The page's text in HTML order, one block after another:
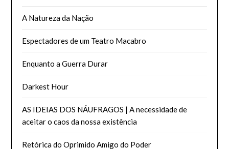
A Natureza da Nação
Espectadores de um Teatro Macabro
Enquanto a Guerra Durar
Darkest Hour
AS IDEIAS DOS NÁUFRAGOS | A necessidade de
aceitar o caos da nossa existência
Retórica do Oprimido Amigo do Poder